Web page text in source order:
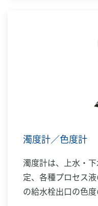
濁度計／色度計
濁度計は、上水・
定、各種プロセス
の給水栓出口の色度